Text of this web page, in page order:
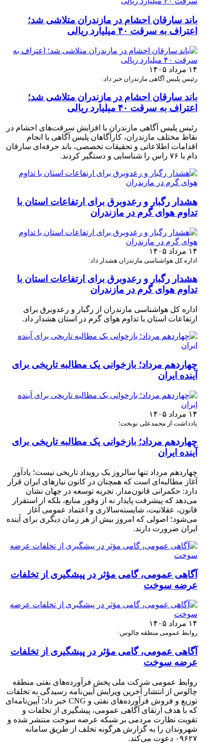
باند سارقان احشام در مازندران متلاشی شد؛
اعتراف به سرقت ۴۰ میلیارد ریالی
۱۴ مرداد ۱۴۰۵
رئیس پلیس آگاهی مازندران خبر داد:
باند سارقان احشام در مازندران متلاشی شد؛
اعتراف به سرقت ۴۰ میلیارد ریالی
رئیس پلیس آگاهی مازندران با افزایش سرقت‌های احشام در
نقاط مختلف مازندران، کارآگاهان پلیس آگاهی با انجام
اقدامات اطلاعاتی و تحقیقات تخصصی، باند حرفه‌ای سارقان
دام با ۷۶ راس را شناسایی و دستگیر کردند.
هشدار رگبار و رعدوبرق برای ارتفاعات استان با
تداوم هوای گرم در مازندران
۱۴ مرداد ۱۴۰۵
اداره کل هواشناسی مازندران هشدار داد:
هشدار رگبار و رعدوبرق برای ارتفاعات استان با
تداوم هوای گرم در مازندران
اداره کل هواشناسی مازندران از رگبار و رعدوبرق برای
ارتفاعات استان با تداوم هوای گرم در استان هشدار داد.
چهاردهم مرداد؛ بازخوانی یک مطالبه تاریخی برای
آینده ایران
۱۴ مرداد ۱۴۰۵
یادداشت از محمدعلی نوبخت؛
چهاردهم مرداد؛ بازخوانی یک مطالبه تاریخی برای
آینده ایران
چهاردهم مرداد تنها سالروز یک رویداد تاریخی نیست؛ یادآور
آغاز مطالبه‌ای است که همچنان در کانون نیازهای ایران قرار
دارد: حکمرانی قانون‌مدار. تجربه توسعه در جهان نشان
می‌دهد که پیشرفت پایدار نه از وفور منابع، بلکه از استقرار
قانون، عقلانیت، شایسته‌سالاری و اعتماد عمومی آغاز
می‌شود؛ اصولی که امروز بیش از هر زمان دیگری برای آینده
ایران ضرورت دارند.
آگاهی عمومی، گامی مؤثر در پیشگیری از تخلفات
عرضه سوخت
۱۴ مرداد ۱۴۰۵
روابط عمومی منطقه چالوس:
آگاهی عمومی، گامی مؤثر در پیشگیری از تخلفات
عرضه سوخت
روابط عمومی شرکت ملی پخش فرآورده‌های نفتی منطقه
چالوس از انتشار آخرین ویرایش آیین‌نامه رسیدگی به تخلفات
توزیع و فروش فرآورده‌های نفتی و CNG خبر داد؛ آیین‌نامه‌ای
که با هدف ارتقای آگاهی عمومی، پیشگیری از تخلفات و
تقویت نظارت مردمی بر شبکه عرضه سوخت منتشر شده و
شهروندان را به گزارش هرگونه تخلف از طریق سامانه
۰۹۶۲۷ دعوت می‌کند.